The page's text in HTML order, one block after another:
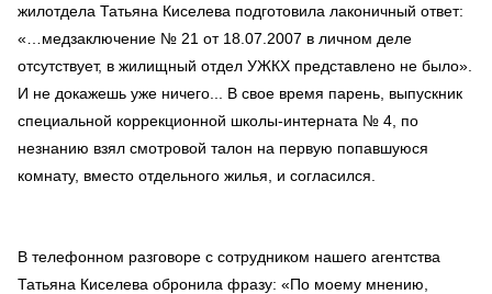
жилотдела Татьяна Киселева подготовила лаконичный ответ:
«…медзаключение № 21 от 18.07.2007 в личном деле
отсутствует, в жилищный отдел УЖКХ представлено не было».
И не докажешь уже ничего... В свое время парень, выпускник
специальной коррекционной школы-интерната № 4, по
незнанию взял смотровой талон на первую попавшуюся
комнату, вместо отдельного жилья, и согласился.
В телефонном разговоре с сотрудником нашего агентства
Татьяна Киселева обронила фразу: «По моему мнению,